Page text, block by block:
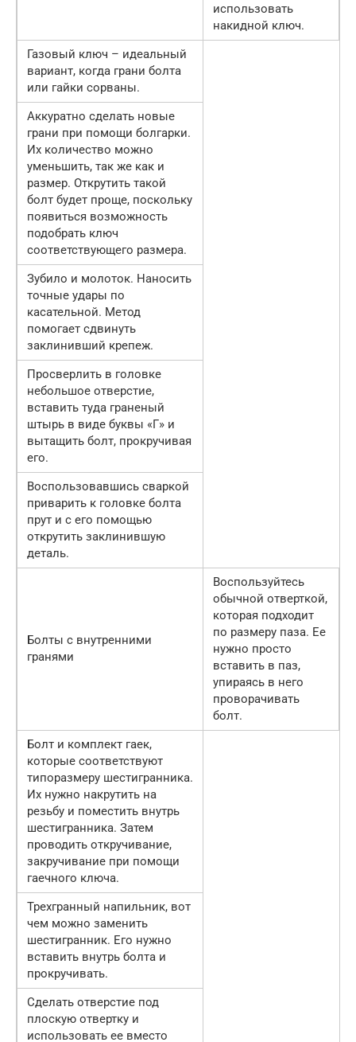
использовать
накидной ключ.
Газовый ключ – идеальный
вариант, когда грани болта
или гайки сорваны.
Аккуратно сделать новые
грани при помощи болгарки.
Их количество можно
уменьшить, так же как и
размер. Открутить такой
болт будет проще, поскольку
появиться возможность
подобрать ключ
соответствующего размера.
Зубило и молоток. Наносить
точные удары по
касательной. Метод
помогает сдвинуть
заклинивший крепеж.
Просверлить в головке
небольшое отверстие,
вставить туда граненый
штырь в виде буквы «Г» и
вытащить болт, прокручивая
его.
Воспользовавшись сваркой
приварить к головке болта
прут и с его помощью
открутить заклинившую
деталь.
Болты с внутренними
гранями
Воспользуйтесь
обычной отверткой,
которая подходит
по размеру паза. Ее
нужно просто
вставить в паз,
упираясь в него
проворачивать
болт.
Болт и комплект гаек,
которые соответствуют
типоразмеру шестигранника.
Их нужно накрутить на
резьбу и поместить внутрь
шестигранника. Затем
проводить откручивание,
закручивание при помощи
гаечного ключа.
Трехгранный напильник, вот
чем можно заменить
шестигранник. Его нужно
вставить внутрь болта и
прокручивать.
Сделать отверстие под
плоскую отвертку и
использовать ее вместо